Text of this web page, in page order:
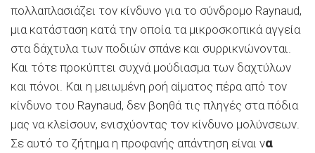
πολλαπλασιάζει τον κίνδυνο για το σύνδρομο Raynaud,
μια κατάσταση κατά την οποία τα μικροσκοπικά αγγεία
στα δάχτυλα των ποδιών σπάνε και συρρικνώνονται.
Και τότε προκύπτει συχνά μούδιασμα των δαχτύλων
και πόνοι. Και η μειωμένη ροή αίματος πέρα από τον
κίνδυνο του Raynaud, δεν βοηθά τις πληγές στα πόδια
μας να κλείσουν, ενισχύοντας τον κίνδυνο μολύνσεων.
Σε αυτό το ζήτημα η προφανής απάντηση είναι να